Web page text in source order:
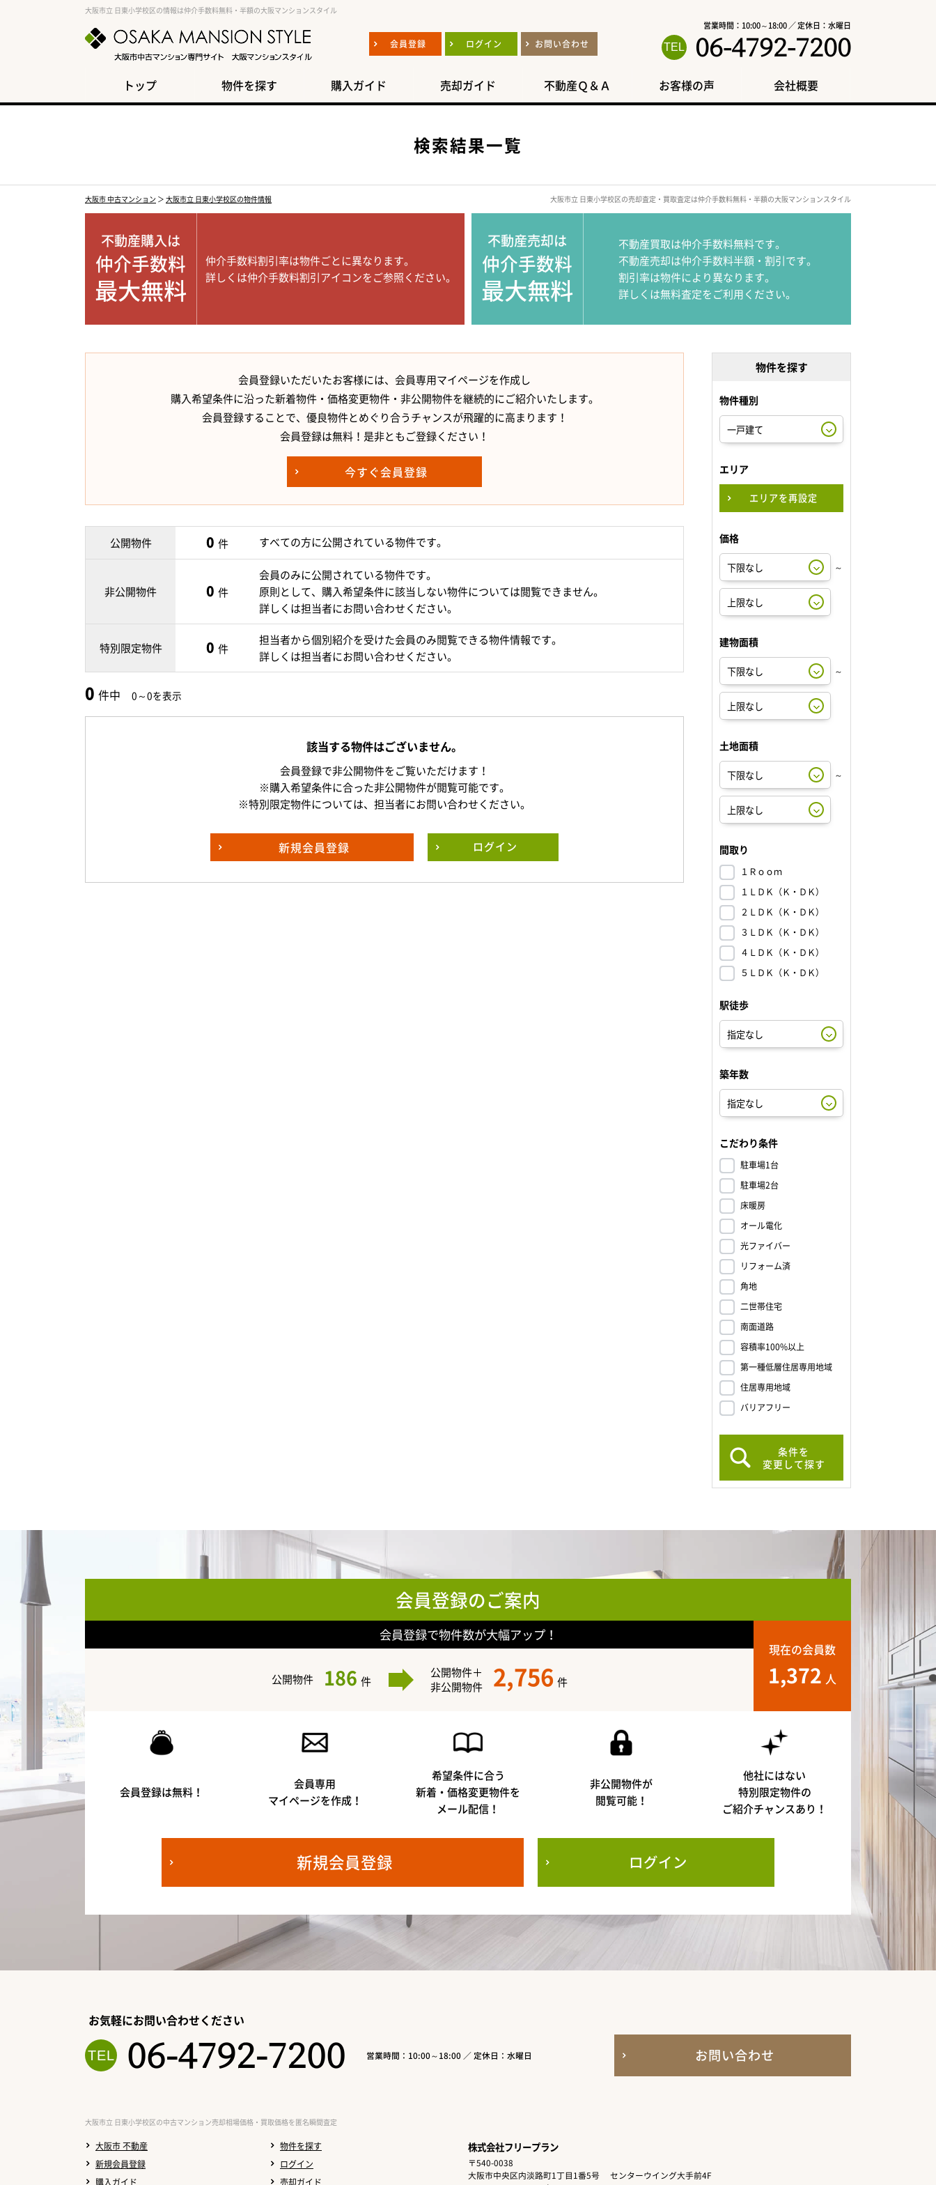
大阪市立 日東小学校区の情報は仲介手数料無料・半額の大阪マンションスタイル
会員登録 ログイン お問い合わせ
営業時間：10:00～18:00 ／ 定休日：水曜日
06-4792-7200
トップ 物件を探す 購入ガイド 売却ガイド 不動産Ｑ＆Ａ お客様の声 会社概要
検索結果一覧
大阪市 中古マンション ＞ 大阪市立 日東小学校区の物件情報 大阪市立 日東小学校区の売却査定・買取査定は仲介手数料無料・半額の大阪マンションスタイル
不動産購入は
仲介手数料
最大無料
仲介手数料割引率は物件ごとに異なります。
詳しくは仲介手数料割引アイコンをご参照ください。
不動産売却は
仲介手数料
最大無料
不動産買取は仲介手数料無料です。
不動産売却は仲介手数料半額・割引です。
割引率は物件により異なります。
詳しくは無料査定をご利用ください。
会員登録いただいたお客様には、会員専用マイページを作成し
購入希望条件に沿った新着物件・価格変更物件・非公開物件を継続的にご紹介いたします。
会員登録することで、優良物件とめぐり合うチャンスが飛躍的に高まります！
会員登録は無料！是非ともご登録ください！
今すぐ会員登録
公開物件 0 件 すべての方に公開されている物件です。
非公開物件 0 件
会員のみに公開されている物件です。
原則として、購入希望条件に該当しない物件については閲覧できません。
詳しくは担当者にお問い合わせください。
特別限定物件 0 件
担当者から個別紹介を受けた会員のみ閲覧できる物件情報です。
詳しくは担当者にお問い合わせください。
0 件中 0～0を表示
該当する物件はございません。
会員登録で非公開物件をご覧いただけます！
※購入希望条件に合った非公開物件が閲覧可能です。
※特別限定物件については、担当者にお問い合わせください。
新規会員登録 ログイン
物件を探す
物件種別
エリア
エリアを再設定
価格
～
建物面積
～
土地面積
～
間取り
１Ｒｏｏｍ
１ＬＤＫ（Ｋ・ＤＫ）
２ＬＤＫ（Ｋ・ＤＫ）
３ＬＤＫ（Ｋ・ＤＫ）
４ＬＤＫ（Ｋ・ＤＫ）
５ＬＤＫ（Ｋ・ＤＫ）
駅徒歩
築年数
こだわり条件
駐車場1台
駐車場2台
床暖房
オール電化
光ファイバー
リフォーム済
角地
二世帯住宅
南面道路
容積率100%以上
第一種低層住居専用地域
住居専用地域
バリアフリー
条件を
変更して探す
会員登録のご案内
会員登録で物件数が大幅アップ！
公開物件 186 件
公開物件＋
非公開物件
2,756 件
現在の会員数
1,372 人
会員登録は無料！
会員専用
マイページを作成！
希望条件に合う
新着・価格変更物件を
メール配信！
非公開物件が
閲覧可能！
他社にはない
特別限定物件の
ご紹介チャンスあり！
新規会員登録 ログイン
お気軽にお問い合わせください
06-4792-7200 営業時間：10:00～18:00 ／ 定休日：水曜日 お問い合わせ
大阪市立 日東小学校区の中古マンション売却相場価格・買取価格を匿名瞬間査定
大阪市 不動産
物件を探す
新規会員登録
ログイン
購入ガイド
売却ガイド
株式会社フリープラン
〒540-0038
大阪市中央区内淡路町1丁目1番5号
センターウイング大手前4F